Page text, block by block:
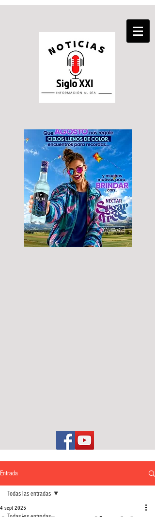
Entrada
Todas las entradas
4 sept 2025